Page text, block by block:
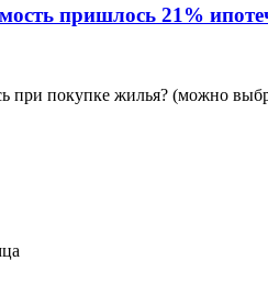
пришлось 21%
покупке жилья? (можно